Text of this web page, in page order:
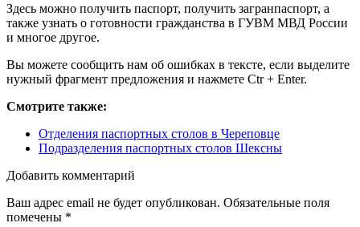
Здесь можно получить паспорт, получить загранпаспорт, а
также узнать о готовности гражданства в ГУВМ МВД России
и многое другое.
Вы можете сообщить нам об ошибках в тексте, если выделите
нужный фрагмент предложения и нажмете Ctr + Enter.
Смотрите также:
Отделения паспортных столов в Череповце
Подразделения паспортных столов Шексны
Добавить комментарий
Ваш адрес email не будет опубликован. Обязательные поля
помечены *